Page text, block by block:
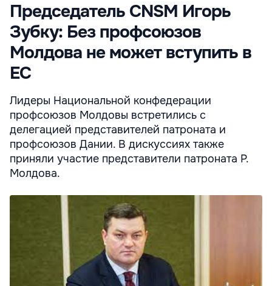
Председатель CNSM Игорь
Зубку: Без профсоюзов
Молдова не может вступить в
ЕС
Лидеры Национальной конфедера­ции
профсоюзов Молдовы встрети­лись с
делегацией предста­вителей патроната и
профсоюзов Дании. В дискуссиях также
приняли участие представители патроната Р.
Молдова.